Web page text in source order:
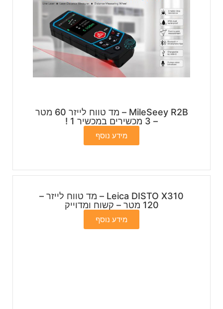
MileSeey R2B – מד טווח לייזר 60 מטר
– 3 מכשירים במכשיר 1 !
מידע נוסף
Leica DISTO X310 – מד טווח לייזר –
120 מטר – קשוח ומדוייק
מידע נוסף